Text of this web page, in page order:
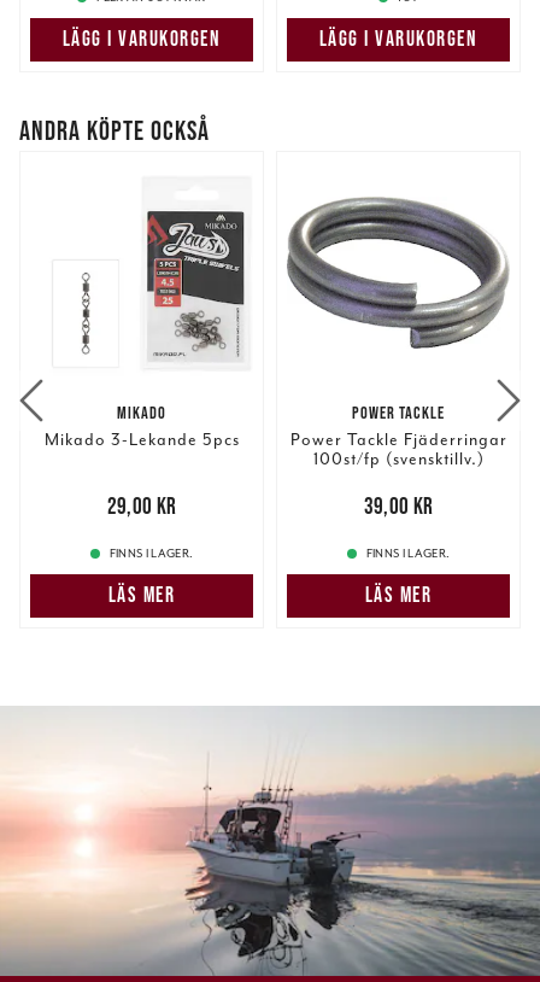
samlat in när du har använt deras tjänster.
LÄGG I VARUKORGEN LÄGG I VARUKORGEN
ANDRA KÖPTE OCKSÅ
MIKADO
Mikado 3-Lekande 5pcs
29,00 kr
29,00 kr
FINNS I LAGER.
LÄS MER
POWER TACKLE
Power Tackle Fjäderringar
100st/fp (svensktillv.)
39,00 kr
39,00 kr
FINNS I LAGER.
LÄS MER